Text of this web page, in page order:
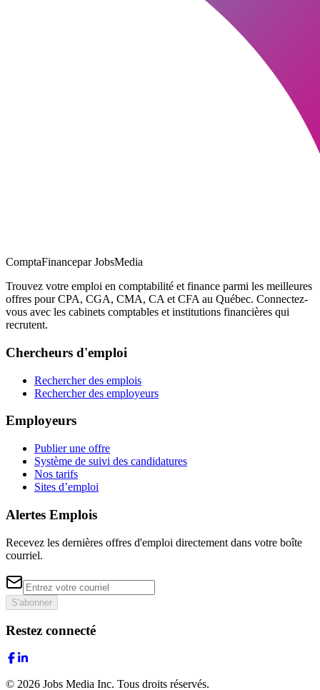
ComptaFinancepar JobsMedia
Trouvez votre emploi en comptabilité et finance parmi les meilleures
offres pour CPA, CGA, CMA, CA et CFA au Québec. Connectez-
vous avec les cabinets comptables et institutions financières qui
recrutent.
Chercheurs d'emploi
Rechercher des emplois
Rechercher des employeurs
Employeurs
Publier une offre
Système de suivi des candidatures
Nos tarifs
Sites d’emploi
Alertes Emplois
Recevez les dernières offres d'emploi directement dans votre boîte
courriel.
S'abonner
Restez connecté
© 2026 Jobs Media Inc. Tous droits réservés.